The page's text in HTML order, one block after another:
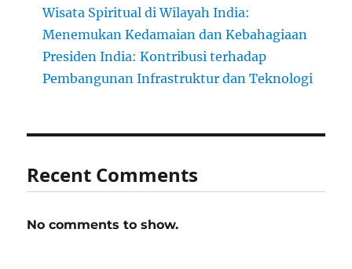
Wisata Spiritual di Wilayah India:
Menemukan Kedamaian dan Kebahagiaan
Presiden India: Kontribusi terhadap
Pembangunan Infrastruktur dan Teknologi
Recent Comments
No comments to show.